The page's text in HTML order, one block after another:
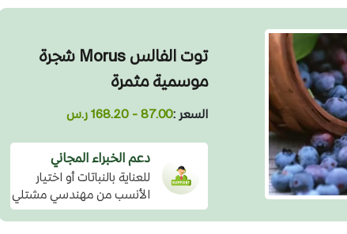
توت الفالس Morus شجرة
موسمية مثمرة
السعر :87.00 - 168.20 ر.س
دعم الخبراء المجاني
للعناية بالنباتات أو اختيار
الأنسب من مهندسي مشتلي